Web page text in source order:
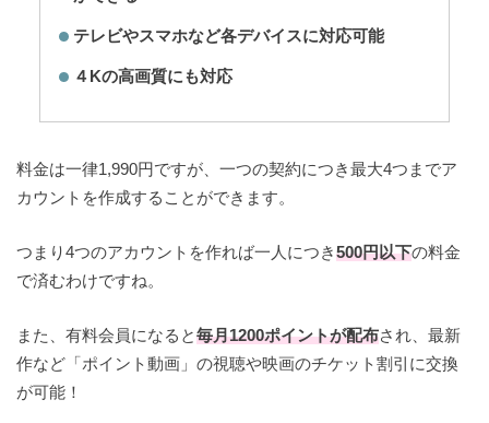
テレビやスマホなど各デバイスに対応可能
４Kの高画質にも対応
料金は一律1,990円ですが、一つの契約につき最大4つまでア
カウントを作成することができます。
つまり4つのアカウントを作れば一人につき500円以下の料金
で済むわけですね。
また、有料会員になると毎月1200ポイントが配布され、最新
作など「ポイント動画」の視聴や映画のチケット割引に交換
が可能！